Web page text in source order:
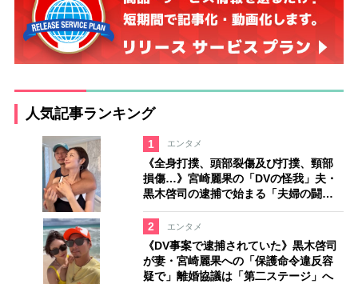
人気記事ランキング
1 エンタメ
《全身打撲、頭部裂傷及び打撲、頸部
損傷…》宮崎麗果の「DVの怪我」夫・
黒木啓司の逮捕で始まる「夫婦の闘
争」
2
エンタメ
《DV事案で逮捕されていた》黒木啓司
が妻・宮崎麗果への「保護命令違反容
疑で」離婚協議は「第二ステージ」へ